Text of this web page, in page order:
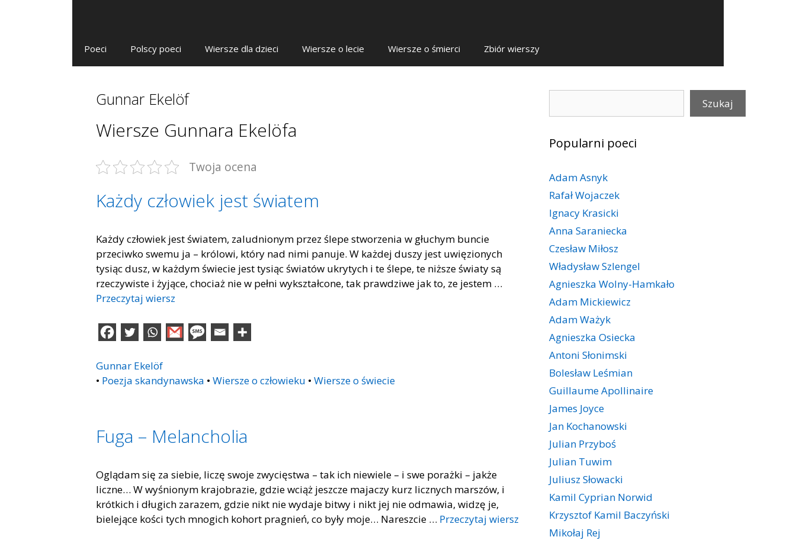
Poeci Polscy poeci Wiersze dla dzieci Wiersze o lecie Wiersze o śmierci Zbiór wierszy
Gunnar Ekelöf
Wiersze Gunnara Ekelöfa
Twoja ocena
Każdy człowiek jest światem
Każdy człowiek jest światem, zaludnionym przez ślepe stworzenia w głuchym buncie
przeciwko swemu ja – królowi, który nad nimi panuje. W każdej duszy jest uwięzionych
tysiąc dusz, w każdym świecie jest tysiąc światów ukrytych i te ślepe, te niższe światy są
rzeczywiste i żyjące, chociaż nie w pełni wykształcone, tak prawdziwe jak to, ze jestem …
Przeczytaj wiersz
Gunnar Ekelöf
• Poezja skandynawska • Wiersze o człowieku • Wiersze o świecie
Fuga – Melancholia
Oglądam się za siebie, liczę swoje zwycięstwa – tak ich niewiele – i swe porażki – jakże
liczne… W wyśnionym krajobrazie, gdzie wciąż jeszcze majaczy kurz licznych marszów, i
krótkich i długich zarazem, gdzie nikt nie wydaje bitwy i nikt jej nie odmawia, widzę je,
bielejące kości tych mnogich kohort pragnień, co były moje… Nareszcie … Przeczytaj wiersz
Szukaj
Popularni poeci
Adam Asnyk
Rafał Wojaczek
Ignacy Krasicki
Anna Saraniecka
Czesław Miłosz
Władysław Szlengel
Agnieszka Wolny-Hamkało
Adam Mickiewicz
Adam Ważyk
Agnieszka Osiecka
Antoni Słonimski
Bolesław Leśmian
Guillaume Apollinaire
James Joyce
Jan Kochanowski
Julian Przyboś
Julian Tuwim
Juliusz Słowacki
Kamil Cyprian Norwid
Krzysztof Kamil Baczyński
Mikołaj Rej